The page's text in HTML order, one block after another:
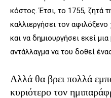
κόστος. Έτσι, το 1755, ζητά
καλλιεργήσει τον
και να δημιουργήσει εκεί
αντάλλαγμα να του δοθεί
Αλλά θα βρει πολλά
κυριότερο τον